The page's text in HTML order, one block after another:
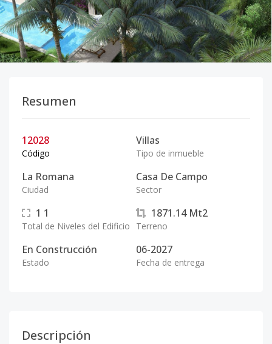
Resumen
12028
Código
Villas
Tipo de inmueble
La Romana
Ciudad
Casa De Campo
Sector
1 1
Total de Niveles del Edificio
1871.14 Mt2
Terreno
En Construcción
Estado
06-2027
Fecha de entrega
Descripción